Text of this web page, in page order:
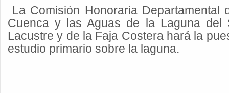
La Comisión Honoraria Departamental
Cuenca y las Aguas de la Laguna del
Lacustre y de la Faja Costera hará la
estudio primario sobre la laguna.